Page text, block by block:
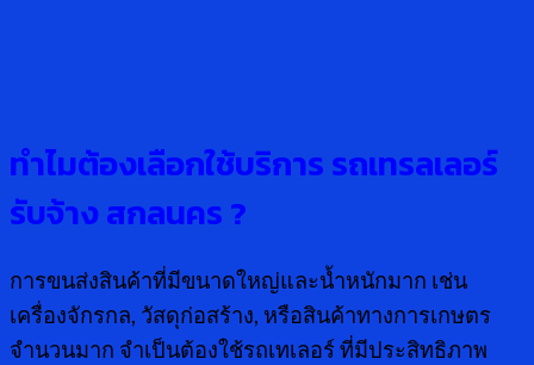
ทำไมต้องเลือกใช้บริการ รถเทรลเลอร์
รับจ้าง สกลนคร?
การขนส่งสินค้าที่มีขนาดใหญ่และน้ำหนักมาก เช่น
เครื่องจักรกล, วัสดุก่อสร้าง, หรือสินค้าทางการเกษตร
จำนวนมาก จำเป็นต้องใช้รถเทเลอร์ ที่มีประสิทธิภาพ